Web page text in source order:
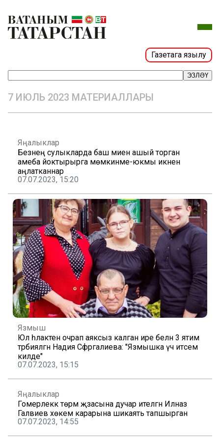
Газетага язылу
ЭЗЛӘҮ
7 ИЮЛЬ 2023 МАТЕРИАЛЛАРЫ
Яңалыклар
Безнең сулыкларда баш миен ашый торган
амеба йоктырырга мөмкинме-юкмы икәнен
аңлатканнар
07.07.2023, 15:20
Язмыш
Юл һәлакәтенә очрап аяксыз калган ире белән 3 ятим
тәрбияләгән Надия Сәфәргалиева: "Язмышка үч итәсем
килде"
07.07.2023, 15:15
Яңалыклар
Гомерлеккә төрмә җәзасына дучар ителгән Илназ
Галәвиев хөкем карарына шикаять тапшырган
07.07.2023, 14:55